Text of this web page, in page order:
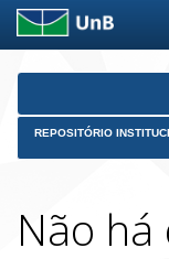
Skip
REPOSITÓRIO
Não